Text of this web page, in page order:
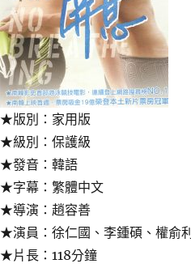
★版別：家用版
★級別：保護級
★發音：韓語
★字幕：繁體中文
★導演：趙容善
★演員：徐仁國、李鍾碩、權俞利
★片長：118分鐘